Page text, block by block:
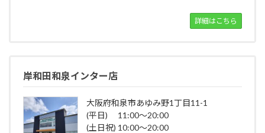
詳細はこちら
岸和田和泉インター店
大阪府和泉市あゆみ野1丁目11-1
(平日) 11:00～20:00
(土日祝) 10:00～20:00